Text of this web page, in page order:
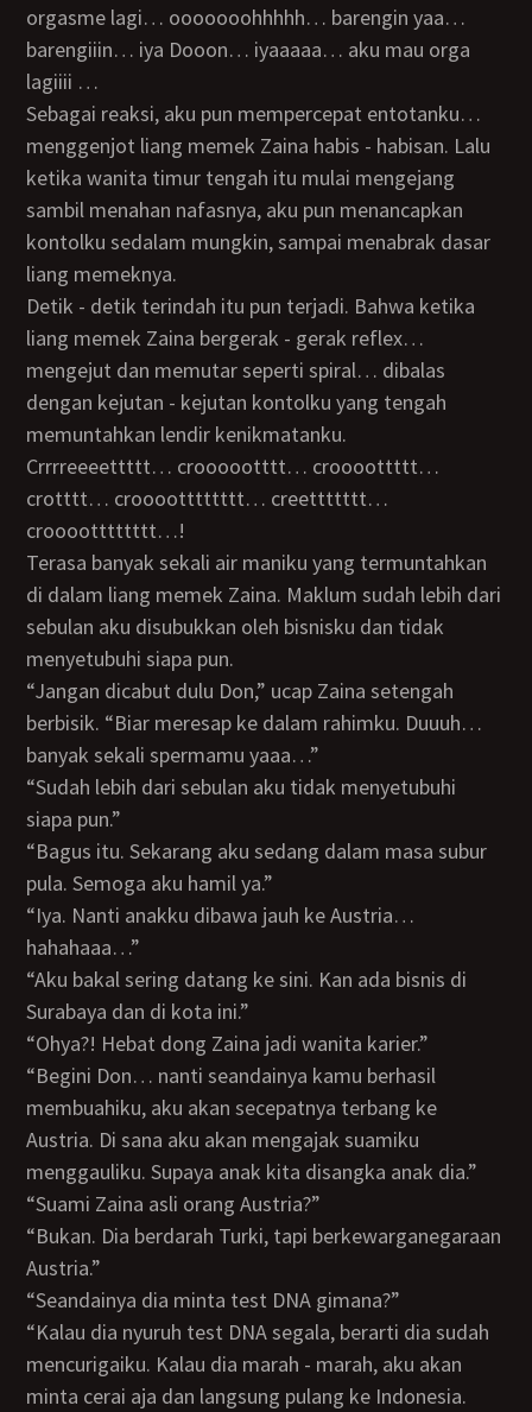
orgasme lagi… ooooooohhhhh… barengin yaa…
barengiiin… iya Dooon… iyaaaaa… aku mau orga
lagiiii …
Sebagai reaksi, aku pun mempercepat entotanku…
menggenjot liang memek Zaina habis - habisan. Lalu
ketika wanita timur tengah itu mulai mengejang
sambil menahan nafasnya, aku pun menancapkan
kontolku sedalam mungkin, sampai menabrak dasar
liang memeknya.
Detik - detik terindah itu pun terjadi. Bahwa ketika
liang memek Zaina bergerak - gerak reflex…
mengejut dan memutar seperti spiral… dibalas
dengan kejutan - kejutan kontolku yang tengah
memuntahkan lendir kenikmatanku.
Crrrreeeettttt… croooootttt… croooottttt…
crotttt… crooootttttttt… creettttttt…
crooootttttttt…!
Terasa banyak sekali air maniku yang termuntahkan
di dalam liang memek Zaina. Maklum sudah lebih dari
sebulan aku disubukkan oleh bisnisku dan tidak
menyetubuhi siapa pun.
“Jangan dicabut dulu Don,” ucap Zaina setengah
berbisik. “Biar meresap ke dalam rahimku. Duuuh…
banyak sekali spermamu yaaa…”
“Sudah lebih dari sebulan aku tidak menyetubuhi
siapa pun.”
“Bagus itu. Sekarang aku sedang dalam masa subur
pula. Semoga aku hamil ya.”
“Iya. Nanti anakku dibawa jauh ke Austria…
hahahaaa…”
“Aku bakal sering datang ke sini. Kan ada bisnis di
Surabaya dan di kota ini.”
“Ohya?! Hebat dong Zaina jadi wanita karier.”
“Begini Don… nanti seandainya kamu berhasil
membuahiku, aku akan secepatnya terbang ke
Austria. Di sana aku akan mengajak suamiku
menggauliku. Supaya anak kita disangka anak dia.”
“Suami Zaina asli orang Austria?”
“Bukan. Dia berdarah Turki, tapi berkewarganegaraan
Austria.”
“Seandainya dia minta test DNA gimana?”
“Kalau dia nyuruh test DNA segala, berarti dia sudah
mencurigaiku. Kalau dia marah - marah, aku akan
minta cerai aja dan langsung pulang ke Indonesia.